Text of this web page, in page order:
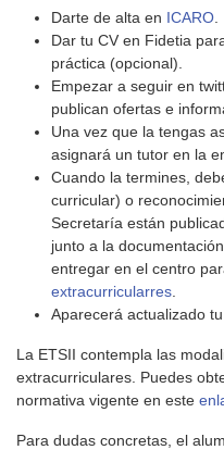
Darte de alta en ICARO
Dar tu CV en Fidetia
práctica (opcional).
Empezar a seguir en
publican ofertas e
Una vez que la tengas
asignará un tutor en la
Cuando la termines,
curricular) o
Secretaría están
junto a la
entregar en el centro
extracurricularres
Aparecerá actualizado
La ETSII contempla las
extracurriculares. Puedes
normativa vigente en este
Para dudas concretas, el